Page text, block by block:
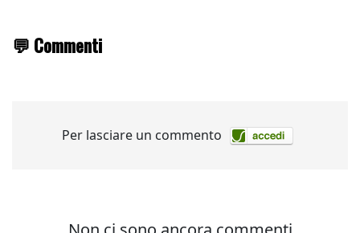
💬 Commenti